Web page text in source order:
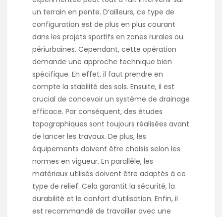
un terrain en pente. D’ailleurs, ce type de
configuration est de plus en plus courant
dans les projets sportifs en zones rurales ou
périurbaines. Cependant, cette opération
demande une approche technique bien
spécifique. En effet, il faut prendre en
compte la stabilité des sols. Ensuite, il est
crucial de concevoir un système de drainage
efficace. Par conséquent, des études
topographiques sont toujours réalisées avant
de lancer les travaux. De plus, les
équipements doivent être choisis selon les
normes en vigueur. En parallèle, les
matériaux utilisés doivent être adaptés à ce
type de relief. Cela garantit la sécurité, la
durabilité et le confort d’utilisation. Enfin, il
est recommandé de travailler avec une